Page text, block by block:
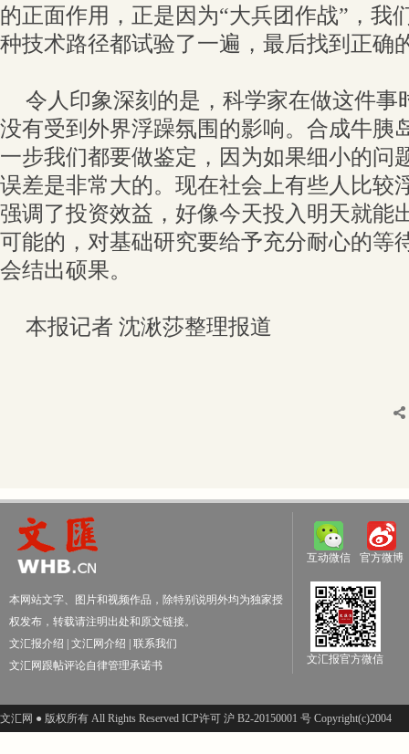
的正面作用，正是因为“大兵团作战”，我
种技术路径都试验了一遍，最后找到正确
令人印象深刻的是，科学家在做这件事
没有受到外界浮躁氛围的影响。合成牛胰
一步我们都要做鉴定，因为如果细小的问
误差是非常大的。现在社会上有些人比较
强调了投资效益，好像今天投入明天就能
可能的，对基础研究要给予充分耐心的等
会结出硕果。
本报记者 沈湫莎整理报道
本网站文字、图片和视频作品，除特别说明外均为独家授
权发布，转载请注明出处和原文链接。
文汇报介绍
文汇网介绍
联系我们
文汇网跟帖评论自律管理承诺书
互动微信 官方微博
文汇报官方微信
文汇网 ● 版权所有 All Rights Reserved ICP许可 沪 B2-20150001 号 Copyright(c)2004